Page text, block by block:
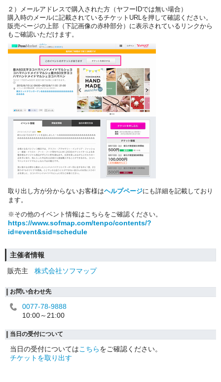
２）メールアドレスで購入された方（ヤフーIDでは無い場合）
購入時のメールに記載されているチケットURLを押して確認ください。
販売ページの上部（下記画像の赤枠部分）に表示されているリンクから
もご確認いただけます。
取り出し方が分からないお客様はヘルプページにも詳細を記載しており
ます。
※その他のイベント情報はこちらをご確認ください。
https://www.sofmap.com/tenpo/contents/?
id=event&sid=schedule
主催者情報
販売主
株式会社ソフマップ
お問い合わせ先
0077-78-9888
10:00～21:00
当日の受付について
当日の受付についてはこちらをご確認ください。
チケットを取り出す